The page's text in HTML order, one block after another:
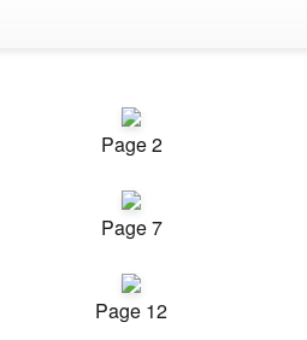
Page 2
Page 7
Page 12